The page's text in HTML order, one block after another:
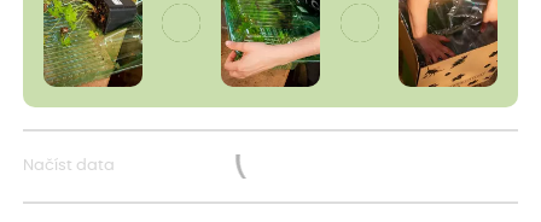
Načíst data